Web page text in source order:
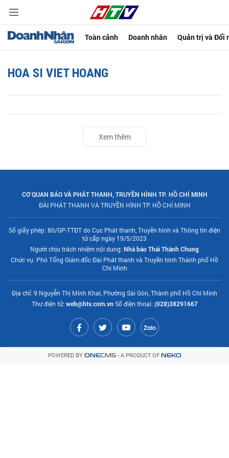
Toàn cảnh Doanh nhân Quản trị và Đổi
HOA SI VIET HOANG
Xem thêm
CƠ QUAN BÁO VÀ PHÁT THANH, TRUYỀN HÌNH TP. HỒ CHÍ MINH
ĐÀI PHÁT THANH VÀ TRUYỀN HÌNH TP. HỒ CHÍ MINH
Số giấy phép: 80/GP-TTĐT do Cục Phát thanh, Truyền hình và Thông tin điện
tử cấp ngày 19/5/2023
Người chịu trách nhiệm nội dung: Nhà báo Thái Thành Chung
Chức vụ: Phó Tổng Giám đốc Đài Phát thanh và Truyền hình Thành phố Hồ
Chí Minh
Địa chỉ: 9 Nguyễn Thị Minh Khai, Phường Sài Gòn, Thành phố Hồ Chí Minh
Thư điện tử: web@htv.com.vnSố điện thoại: (028)38291667
POWERED BY ONECMS- A PRODUCT OF NEKO